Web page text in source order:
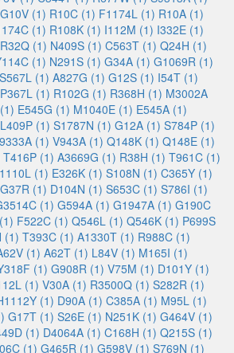
G10V (1) R10C (1) F1174L (1) R10A (1)
(1) R108K (1) I112M (1) I332E (1)
R32Q (1) N409S (1) C563T (1) Q24H (1)
(1) N291S (1) G34A (1) G1069R (1)
S567L (1) A827G (1) G12S (1) I54T (1)
P367L (1) R102G (1) R368H (1) M3002A
E545G (1) M1040E (1) E545A (1)
L409P (1) S1787N (1) G12A (1) S784P (1)
(1) V943A (1) Q148K (1) Q148E (1)
T416P (1) A3669G (1) R38H (1) T961C (1)
(1) E326K (1) S108N (1) C365Y (1)
G37R (1) D104N (1) S653C (1) S786I (1)
(1) G594A (1) G1947A (1) G190C
F522C (1) Q546L (1) Q546K (1) P699S
(1) T393C (1) A1330T (1) R988C (1)
(1) A62T (1) L84V (1) M165I (1)
(1) G908R (1) V75M (1) D101Y (1)
(1) V30A (1) R3500Q (1) S282R (1)
(1) D90A (1) C385A (1) M95L (1)
G17T (1) S26E (1) N251K (1) G464V (1)
(1) D4064A (1) C168H (1) Q215S (1)
(1) G465R (1) G598V (1) S769N (1)